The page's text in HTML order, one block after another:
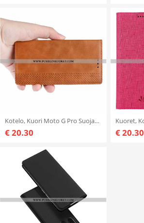
Kotelo, Kuori Moto G Pro Suojaus Nahkakuori Niitti Magneettinen Ruskea
€ 20.30 € 20.30